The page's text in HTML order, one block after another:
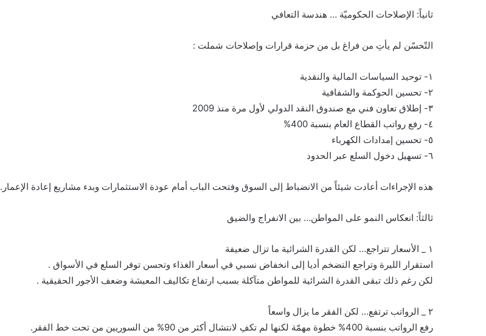
ثانياً: الإصلاحات الحكوميّة … هندسة التعافي
التّحسّن لم يأتِ من فراغ بل من حزمة قرارات وإصلاحات شملت :
١- توحيد السياسات المالية والنقدية
٢- تحسين الحوكمة والشفافية
٣- إطلاق تعاون فني مع صندوق النقد الدولي لأول مرة منذ 2009
٤- رفع رواتب القطاع العام بنسبة 400%
٥- تحسين إمدادات الكهرباء
٦- تسهيل دخول السلع عبر الحدود
هذه الإجراءات أعادت شيئاً من الانضباط إلى السوق وفتحت الباب أمام عودة الاستثمارات وبدء مشاريع إعادة الإعمار.
ثالثاً: انعكاس النمو على المواطن… بين الانفراج والضيق
١ _ الأسعار تتراجع… لكن القدرة الشرائية ما تزال ضعيفة
استقرار الليرة وتراجع التضخم أديا إلى انخفاض نسبي في أسعار الغذاء وتحسن توفر السلع في الأسواق .
لكن رغم ذلك تبقى القدرة الشرائية للمواطن متآكلة بسبب ارتفاع تكاليف المعيشة وضعف الأجور الحقيقية .
٢ _ الرواتب ترتفع… لكن الفقر ما يزال واسعاً
رفع الرواتب بنسبة 400% خطوة مهمّة لكنها لم تكفِ لانتشال أكثر من 90% من السوريين من تحت خط الفقر.